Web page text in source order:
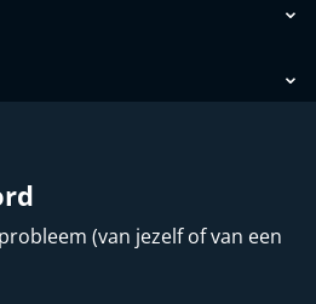
(van jezelf of van een